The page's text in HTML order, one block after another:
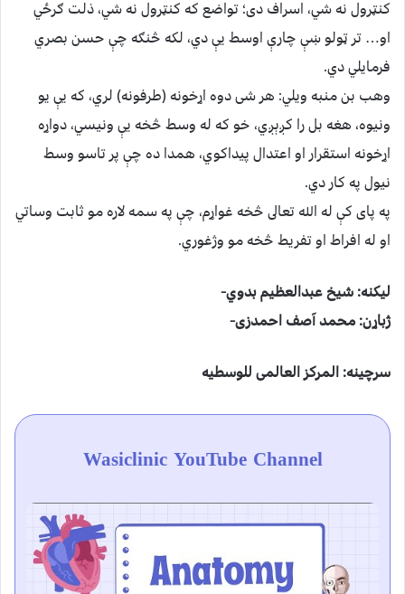
کنټرول نه شي، اسراف دى؛ تواضع که کنټرول نه شي، ذلت ګرځي
او… تر ټولو ښې چارې اوسط يې دي، لکه څنګه چې حسن بصري
فرمايلي دي.
وهب بن منبه ويلي: هر شى دوه اړخونه (طرفونه) لري، که يې يو
ونيوه، هغه بل را کږېږي، خو که له وسط څخه يې ونيسي، دواړه
اړخونه استقرار او اعتدال پيداکوي، همدا ده چې پر تاسو وسط
نيول په کار دي.
په پاى کې له الله تعالى څخه غواړم، چې په سمه لاره مو ثابت وساتي
او له افراط او تفريط څخه مو وژغوري.
ليكنه: شيخ عبدالعظيم بدوي-
ژباړن: محمد آصف احمدزى-
سرچينه: المركز العالمى للوسطيه
Wasiclinic YouTube Channel